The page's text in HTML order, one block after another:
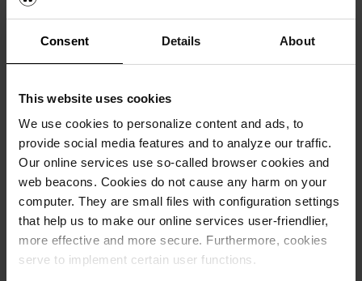
Consent Details About
This website uses cookies
We use cookies to personalize content and ads, to
provide social media features and to analyze our traffic.
Our online services use so-called browser cookies and
web beacons. Cookies do not cause any harm on your
computer. They are small files with configuration settings
that help us to make our online services user-friendlier,
more effective and more secure. Furthermore, cookies
serve to implement certain user functions.
35Resultat Senast först